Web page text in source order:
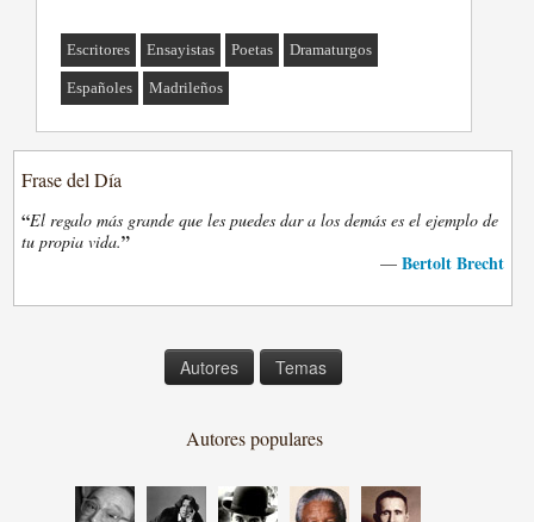
Escritores Ensayistas Poetas Dramaturgos
Españoles Madrileños
Frase del Día
“El regalo más grande que les puedes dar a los demás es el ejemplo de
tu propia vida.”
— Bertolt Brecht
Autores Temas
Autores populares